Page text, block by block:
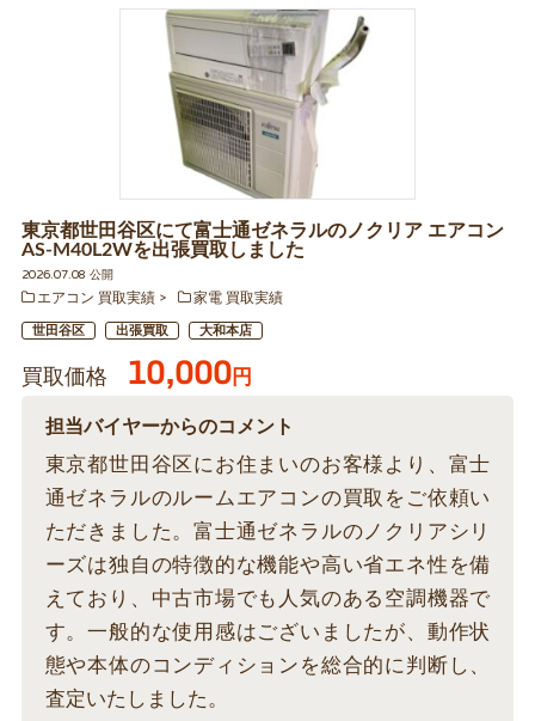
東京都世田谷区にて富士通ゼネラルのノクリア エアコン
AS-M40L2Wを出張買取しました
2026.07.08 公開
エアコン 買取実績
家電 買取実績
世田谷区 出張買取 大和本店
買取価格 10,000円
担当バイヤーからのコメント
東京都世田谷区にお住まいのお客様より、富士
通ゼネラルのルームエアコンの買取をご依頼い
ただきました。富士通ゼネラルのノクリアシリ
ーズは独自の特徴的な機能や高い省エネ性を備
えており、中古市場でも人気のある空調機器で
す。一般的な使用感はございましたが、動作状
態や本体のコンディションを総合的に判断し、
査定いたしました。